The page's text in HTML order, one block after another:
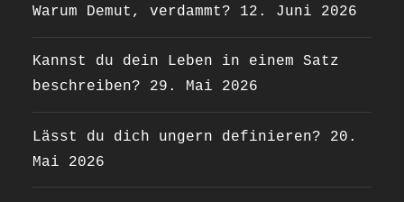
Warum Demut, verdammt? 12. Juni 2026
Kannst du dein Leben in einem Satz
beschreiben?
29. Mai 2026
Lässt du dich ungern definieren?
20.
Mai 2026